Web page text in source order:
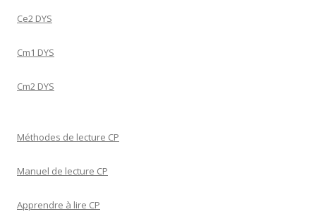
Ce2 DYS
Cm1 DYS
Cm2 DYS
Méthodes de lecture CP
Manuel de lecture CP
Apprendre à lire CP